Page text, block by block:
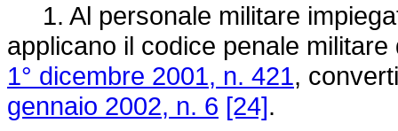
1. Al personale militare
applicano il codice penale
1° dicembre 2001, n. 421,
gennaio 2002, n. 6 [24].